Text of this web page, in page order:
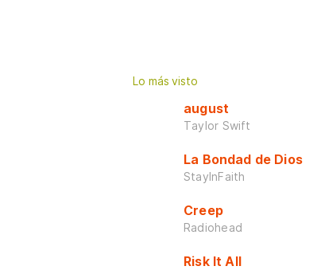
Lo más visto
august
Taylor Swift
La Bondad de Dios
StayInFaith
Creep
Radiohead
Risk It All